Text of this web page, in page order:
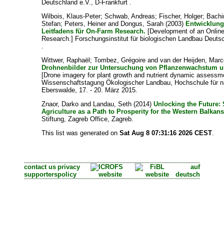
Deutschland e.V., D-Frankfurt .
Wilbois, Klaus-Peter;Schwab, Andreas; Fischer, Holger;
Stefan; Peters, Heinerand Dongus, Sarah (2003)
Leitfadens für On-Farm Research. [Development of an
Research.] Forschungsinstitut für biologischen Landbau
.
Wittwer, Raphaël ;Tombez, Grégoire andvan der Heijden,
Drohnenbilder zur Untersuchung von Pflanzenwachstum
[Drone imagery for plant growth and nutrient dynamic
Wissenschaftstagung Ökologischer Landbau, Hochschule für
Eberswalde, 17. - 20. März 2015.
Znaor, Darko and Landau, Seth (2014)Unlocking the Future:
Agriculture as a Path to Prosperity for the Western
Stiftung, Zagreb Office, Zagreb.
This list was generated onSat Aug 8 07:31:16 2026 CEST.
contact us
supporters
privacy
policy
auf
deutsch